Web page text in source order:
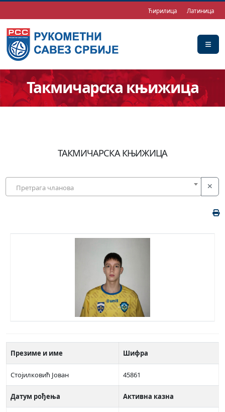
Ћирилица Латиница
Такмичарска књижица
ТАКМИЧАРСКА КЊИЖИЦА
Претрага чланова
Презиме и име Шифра
Стојилковић Јован 45861
Датум рођења Активна казна